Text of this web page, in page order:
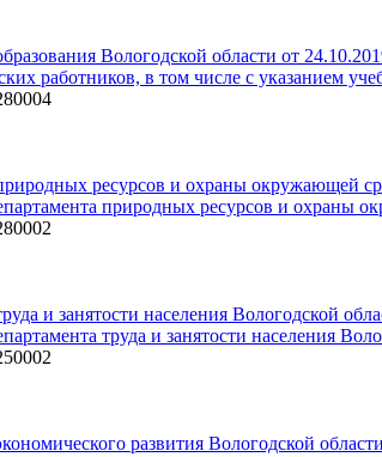
Вологодской области от
работников, в том числе с указанием
ресурсов и охраны окружающей
природных ресурсов и охраны
и занятости населения Вологодской
труда и занятости населения
развития Вологодской